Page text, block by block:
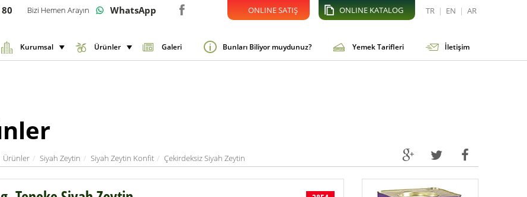
TR | EN | AR
ONLINE KATALOG
ONLINE SATIŞ
Bizi Hemen Arayın WhatsApp
Kurumsal Ürünler Galeri Bunları Biliyor muydunuz? Yemek Tarifleri İletişim
Ürünler Siyah Zeytin Siyah Zeytin Konfit Çekirdeksiz Siyah Zeytin